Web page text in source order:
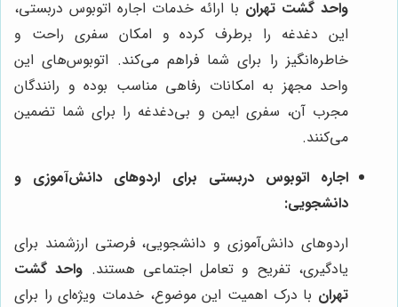
واحد گشت تهران با ارائه خدمات اجاره اتوبوس دربستی،
این دغدغه را برطرف کرده و امکان سفری راحت و
خاطره‌انگیز را برای شما فراهم می‌کند. اتوبوس‌های این
واحد مجهز به امکانات رفاهی مناسب بوده و رانندگان
مجرب آن، سفری ایمن و بی‌دغدغه را برای شما تضمین
می‌کنند.
اجاره اتوبوس دربستی برای اردوهای دانش‌آموزی و
دانشجویی:
اردوهای دانش‌آموزی و دانشجویی، فرصتی ارزشمند برای
یادگیری، تفریح و تعامل اجتماعی هستند. واحد گشت
تهران با درک اهمیت این موضوع، خدمات ویژه‌ای را برای